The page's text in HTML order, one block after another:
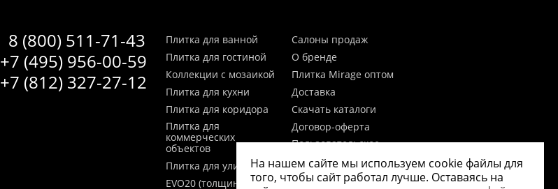
8 (800) 511-71-43
+7 (495) 956-00-59
+7 (812) 327-27-12
Плитка для ванной
Плитка для гостиной
Коллекции с мозаикой
Плитка для кухни
Плитка для коридора
Плитка для
коммерческих
объектов
Плитка для улицы
EVO20 (толщина 20мм)
Салоны продаж
О бренде
Плитка Mirage оптом
Доставка
Скачать каталоги
Договор-оферта
Пользовательское
Согласие на обработку
персональных данных
На нашем сайте мы используем cookie файлы для
того, чтобы сайт работал лучше. Оставаясь на